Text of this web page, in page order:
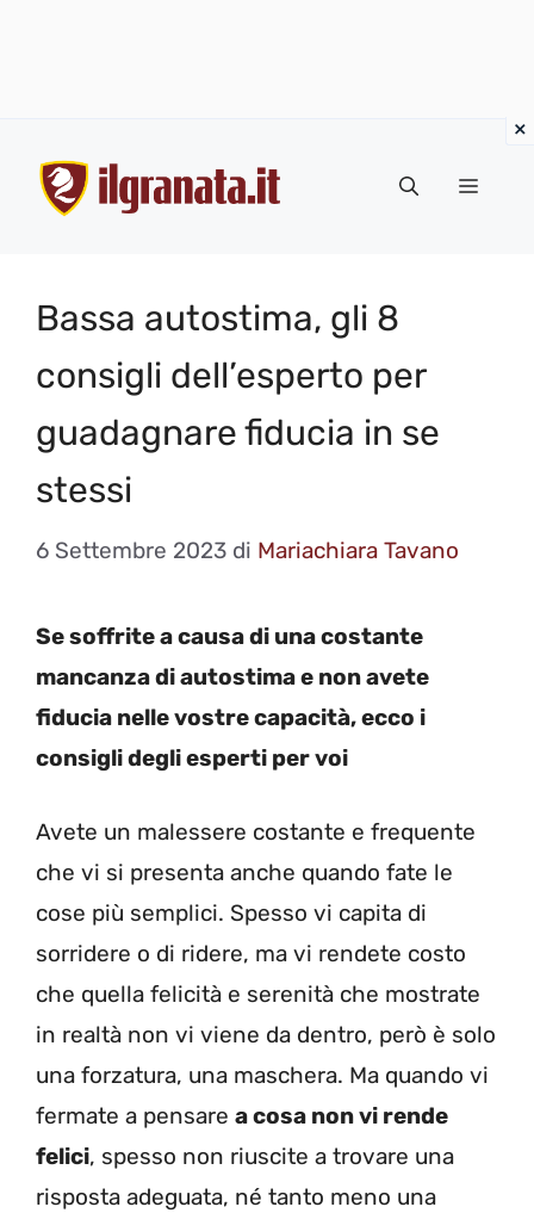
contenuto
Menu
Bassa autostima, gli 8
consigli dell’esperto per
guadagnare fiducia in se
stessi
6 Settembre 2023 di Mariachiara Tavano
Se soffrite a causa di una costante
mancanza di autostima e non avete
fiducia nelle vostre capacità, ecco i
consigli degli esperti per voi
Avete un malessere costante e frequente
che vi si presenta anche quando fate le
cose più semplici. Spesso vi capita di
sorridere o di ridere, ma vi rendete costo
che quella felicità e serenità che mostrate
in realtà non vi viene da dentro, però è solo
una forzatura, una maschera. Ma quando vi
fermate a pensare a cosa non vi rende
felici, spesso non riuscite a trovare una
risposta adeguata, né tanto meno una